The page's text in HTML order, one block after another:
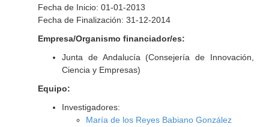
Fecha de Inicio: 01-01-2013
Fecha de Finalización: 31-12-2014
Empresa/Organismo financiador/es:
Junta de Andalucía (Consejería de Innovación,
Ciencia y Empresas)
Equipo:
Investigadores:
María de los Reyes Babiano González